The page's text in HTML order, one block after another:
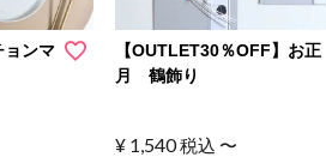
ョンマ
【OUTLET30％OFF】お正
月 鶴飾り
¥ 1,540税込 〜